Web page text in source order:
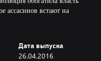
ассасинов встают на
Дата выпуска
26.04.2016